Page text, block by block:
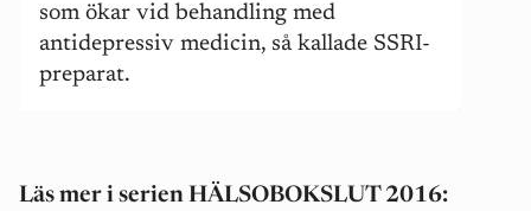
som ökar vid behandling med
antidepressiv medicin, så kallade SSRI-
preparat.
Läs mer i serien HÄLSOBOKSLUT 2016: